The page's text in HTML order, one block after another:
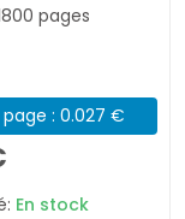
pages
page : 0.027 €
En stock